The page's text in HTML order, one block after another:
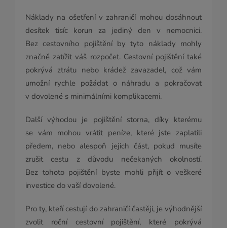
Náklady na ošetření v zahraničí mohou dosáhnout
desítek tisíc korun za jediný den v nemocnici.
Bez cestovního pojištění by tyto náklady mohly
značně zatížit váš rozpočet. Cestovní pojištění také
pokrývá ztrátu nebo krádež zavazadel, což vám
umožní rychle požádat o náhradu a pokračovat
v dovolené s minimálními komplikacemi.
Další výhodou je pojištění storna, díky kterému
se vám mohou vrátit peníze, které jste zaplatili
předem, nebo alespoň jejich část, pokud musíte
zrušit cestu z důvodu nečekaných okolností.
Bez tohoto pojištění byste mohli přijít o veškeré
investice do vaší dovolené.
Pro ty, kteří cestují do zahraničí častěji, je výhodnější
zvolit roční cestovní pojištění, které pokrývá